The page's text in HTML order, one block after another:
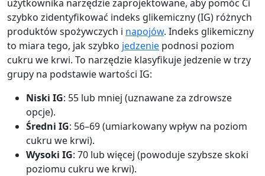
użytkownika narzędzie zaprojektowane, aby pomóc Ci
szybko zidentyfikować indeks glikemiczny (IG) różnych
produktów spożywczych i napojów. Indeks glikemiczny
to miara tego, jak szybko jedzenie podnosi poziom
cukru we krwi. To narzędzie klasyfikuje jedzenie w trzy
grupy na podstawie wartości IG:
Niski IG: 55 lub mniej (uznawane za zdrowsze
opcje).
Średni IG: 56–69 (umiarkowany wpływ na poziom
cukru we krwi).
Wysoki IG: 70 lub więcej (powoduje szybsze skoki
poziomu cukru we krwi).